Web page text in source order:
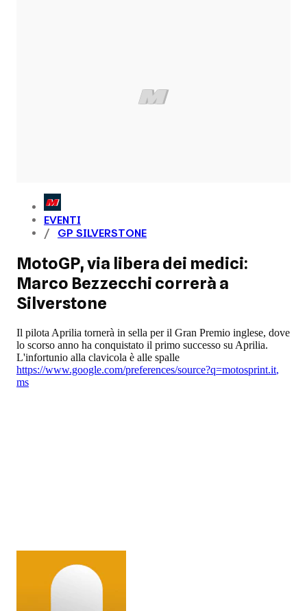
EVENTI
GP SILVERSTONE
MotoGP, via libera dei medici:
Marco Bezzecchi correrà a
Silverstone
Il pilota Aprilia tornerà in sella per il Gran Premio inglese, dove
lo scorso anno ha conquistato il primo successo su Aprilia.
L'infortunio alla clavicola è alle spalle
https://www.google.com/preferences/source?q=motosprint.it,
ms